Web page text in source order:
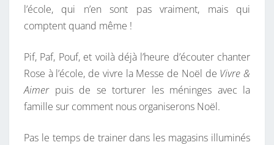
l’école, qui n’en sont pas vraiment, mais qui
comptent quand même !
Pif, Paf, Pouf, et voilà déjà l’heure d’écouter chanter
Rose à l’école, de vivre la Messe de Noël de Vivre &
Aimerpuis de se torturer les méninges avec la
famille sur comment nous organiserons Noël.
Pas le temps de trainer dans les magasins illuminés